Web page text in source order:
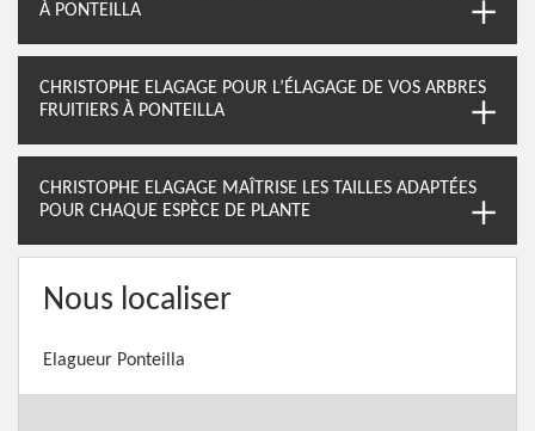
À PONTEILLA
CHRISTOPHE ELAGAGE POUR L’ÉLAGAGE DE VOS ARBRES
FRUITIERS À PONTEILLA
CHRISTOPHE ELAGAGE MAÎTRISE LES TAILLES ADAPTÉES
POUR CHAQUE ESPÈCE DE PLANTE
Nous localiser
Elagueur Ponteilla